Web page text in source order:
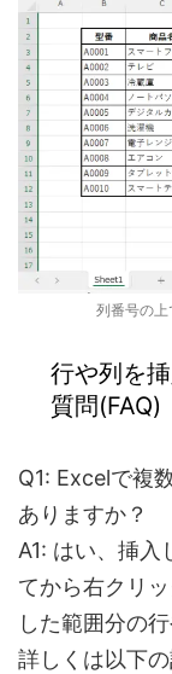
列番号の
行や列を
質問(FAQ)
Q1: Excelで複
ありますか？
A1: はい、挿入
てから右クリ
した範囲分の
詳しくは以下